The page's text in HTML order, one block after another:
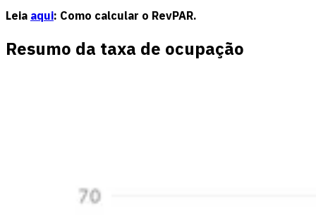
Leia aqui: Como calcular o RevPAR.
Resumo da taxa de ocupação